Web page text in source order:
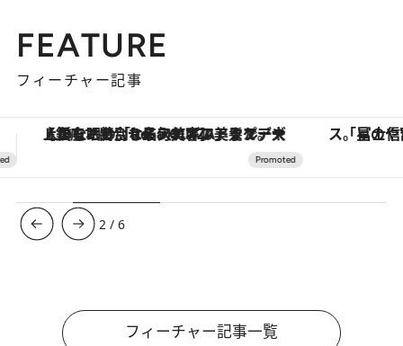
FEATURE
フィーチャー記事
「星のや富士」でデジタルデトックス。冨士信仰の歴史を辿り、心身を調える。
3 /6
フィーチャー記事一覧